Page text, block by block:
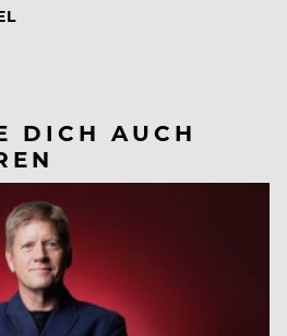
DICH AUCH